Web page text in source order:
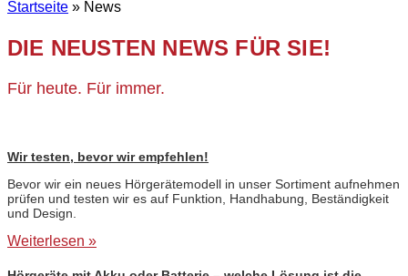
Startseite » News
DIE NEUSTEN NEWS FÜR SIE!
Für heute. Für immer.
Wir testen, bevor wir empfehlen!
Bevor wir ein neues Hörgerätemodell in unser Sortiment aufnehmen
prüfen und testen wir es auf Funktion, Handhabung, Beständigkeit
und Design.
Weiterlesen »